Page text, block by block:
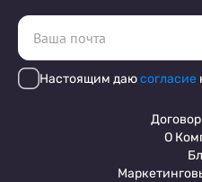
Настоящим даюсогласие
О